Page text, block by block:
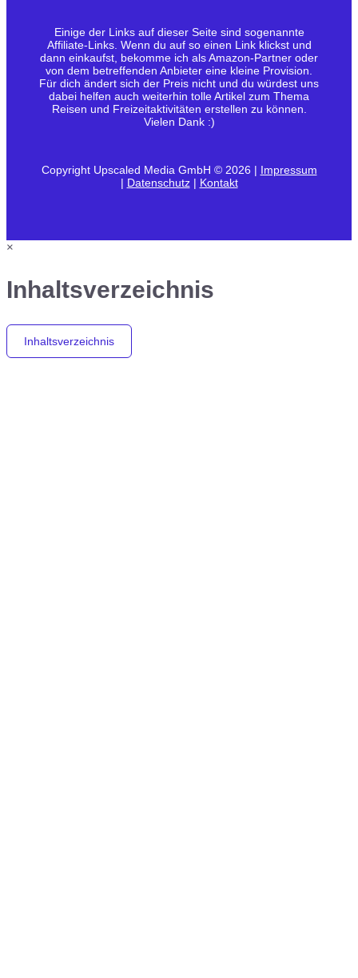
Einige der Links auf dieser Seite sind sogenannte
Affiliate-Links. Wenn du auf so einen Link klickst und
dann einkaufst, bekomme ich als Amazon-Partner oder
von dem betreffenden Anbieter eine kleine Provision.
Für dich ändert sich der Preis nicht und du würdest uns
dabei helfen auch weiterhin tolle Artikel zum Thema
Reisen und Freizeitaktivitäten erstellen zu können.
Vielen Dank :)
Copyright Upscaled Media GmbH © 2026 | Impressum
| Datenschutz| Kontakt
×
Inhaltsverzeichnis
Inhaltsverzeichnis